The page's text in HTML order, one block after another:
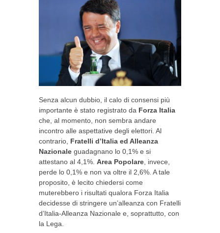
Senza alcun dubbio, il calo di consensi più
importante è stato registrato da Forza Italia
che, al momento, non sembra andare
incontro alle aspettative degli elettori. Al
contrario, Fratelli d’Italia ed Alleanza
Nazionale guadagnano lo 0,1% e si
attestano al 4,1%. Area Popolare , invece,
perde lo 0,1% e non va oltre il 2,6%. A tale
proposito, è lecito chiedersi come
muterebbero i risultati qualora Forza Italia
decidesse di stringere un’alleanza con Fratelli
d’Italia-Alleanza Nazionale e, soprattutto, con
la Lega.